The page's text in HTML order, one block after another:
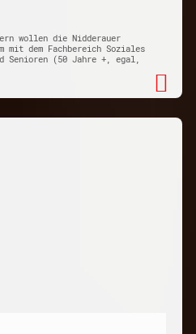
wollen die Nidderauer
mit dem Fachbereich Soziales
Senioren (50 Jahre +, egal,